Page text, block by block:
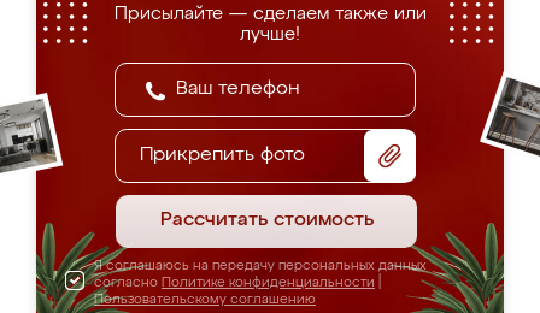
Присылайте — сделаем также или
лучше!
Прикрепить фото
Рассчитать стоимость
Я соглашаюсь на передачу персональных данных
согласно Политике конфиденциальности
Пользовательскому соглашению